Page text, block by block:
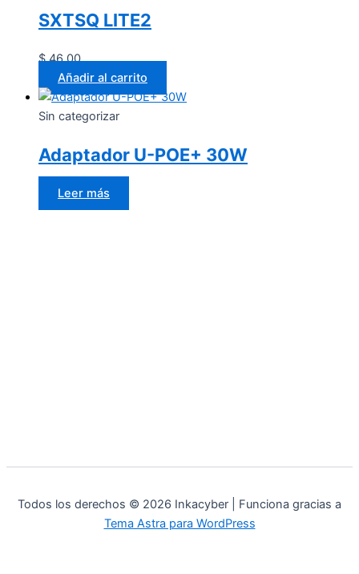
SXTSQ LITE2
$46.00
Añadir al carrito
Sin categorizar
Adaptador U-POE+ 30W
Leer más
Todos los derechos © 2026 Inkacyber | Funciona gracias a
Tema Astra para WordPress